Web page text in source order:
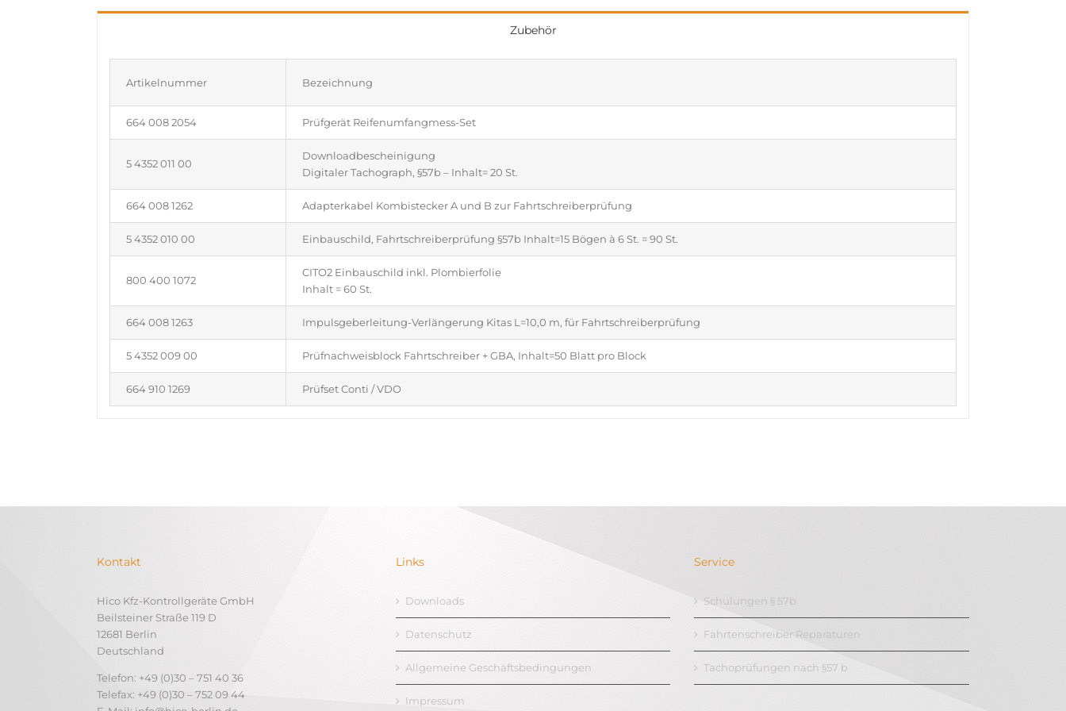
Zubehör
Artikelnummer Bezeichnung
664 008 2054 Prüfgerät Reifenumfangmess-Set
5 4352 011 00
Downloadbescheinigung
Digitaler Tachograph, §57b – Inhalt= 20 St.
664 008 1262 Adapterkabel Kombistecker A und B zur Fahrtschreiberprüfung
5 4352 010 00 Einbauschild, Fahrtschreiberprüfung §57b Inhalt=15 Bögen à 6 St. = 90 St.
800 400 1072
CITO2 Einbauschild inkl. Plombierfolie
Inhalt = 60 St.
664 008 1263 Impulsgeberleitung-Verlängerung Kitas L=10,0 m, für Fahrtschreiberprüfung
5 4352 009 00 Prüfnachweisblock Fahrtschreiber + GBA, Inhalt=50 Blatt pro Block
664 910 1269 Prüfset Conti / VDO
Kontakt
Hico Kfz-Kontrollgeräte GmbH
Beilsteiner Straße 119 D
12681 Berlin
Deutschland
Telefon: +49 (0)30 – 751 40 36
Telefax: +49 (0)30 – 752 09 44
Links
Downloads
Datenschutz
Allgemeine Geschäftsbedingungen
Impressum
Service
Schulungen § 57b
Fahrtenschreiber Reparaturen
Tachoprüfungen nach §57 b